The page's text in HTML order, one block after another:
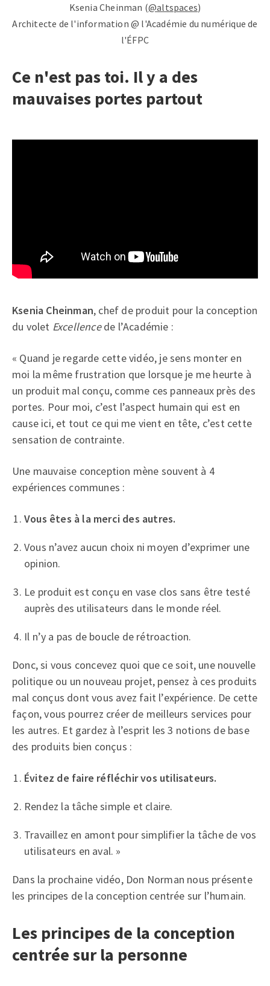
Ksenia Cheinman (@altspaces)
Architecte de l'information @ l'Académie du numérique de
l'ÉFPC
Ce n'est pas toi. Il y a des
mauvaises portes partout
Ksenia Cheinman, chef de produit pour la conception
du volet Excellencede l’Académie :
« Quand je regarde cette vidéo, je sens monter en
moi la même frustration que lorsque je me heurte à
un produit mal conçu, comme ces panneaux près des
portes. Pour moi, c’est l’aspect humain qui est en
cause ici, et tout ce qui me vient en tête, c’est cette
sensation de contrainte.
Une mauvaise conception mène souvent à 4
expériences communes :
Vous êtes à la merci des autres.
Vous n’avez aucun choix ni moyen d’exprimer une
opinion.
Le produit est conçu en vase clos sans être testé
auprès des utilisateurs dans le monde réel.
Il n’y a pas de boucle de rétroaction.
Donc, si vous concevez quoi que ce soit, une nouvelle
politique ou un nouveau projet, pensez à ces produits
mal conçus dont vous avez fait l’expérience. De cette
façon, vous pourrez créer de meilleurs services pour
les autres. Et gardez à l’esprit les 3 notions de base
des produits bien conçus :
Évitez de faire réfléchir vos utilisateurs.
Rendez la tâche simple et claire.
Travaillez en amont pour simplifier la tâche de vos
utilisateurs en aval. »
Dans la prochaine vidéo, Don Norman nous présente
les principes de la conception centrée sur l’humain.
Les principes de la conception
centrée sur la personne